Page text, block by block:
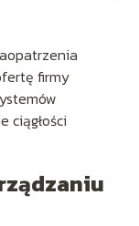
firmy
ciągłości